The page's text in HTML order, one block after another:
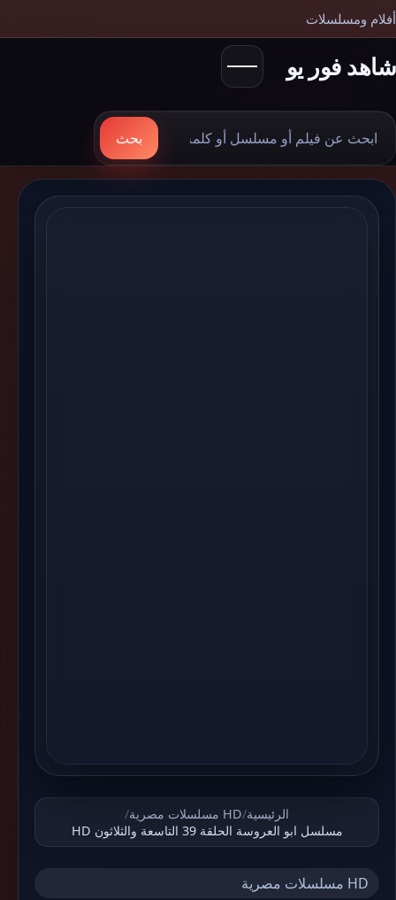
أفلام ومسلسلات
شاهد فور يو
ابحث
بحث
الرئيسية/HD مسلسلات مصرية
/
مسلسل ابو العروسة الحلقة 39 التاسعة والثلاثون HD
HD مسلسلات مصرية